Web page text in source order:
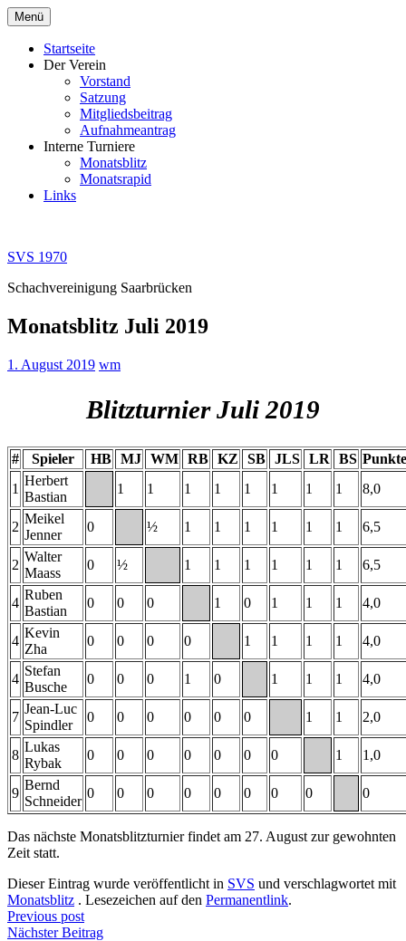
Zum
Inhalt
springen
Menü
Startseite
Der Verein
Vorstand
Satzung
Mitgliedsbeitrag
Aufnahmeantrag
Interne Turniere
Monatsblitz
Monatsrapid
Links
SVS 1970
Schachvereinigung Saarbrücken
Monatsblitz Juli 2019
1. August 2019 wm
Blitzturnier Juli 2019
# Spieler HB MJ WM RB KZ SB JLS LR BS Punkte
1
Herbert
Bastian
1 1 1 1 1 1 1 1 8,0
2
Meikel
Jenner
0 ½ 1 1 1 1 1 1 6,5
2
Walter
Maass
0 ½ 1 1 1 1 1 1 6,5
4
Ruben
Bastian
0 0 0 1 0 1 1 1 4,0
4
Kevin
Zha
0 0 0 0 1 1 1 1 4,0
4
Stefan
Busche
0 0 0 1 0 1 1 1 4,0
7
Jean-Luc
Spindler
0 0 0 0 0 0 1 1 2,0
8
Lukas
Rybak
0 0 0 0 0 0 0 1 1,0
9
Bernd
Schneider
0 0 0 0 0 0 0 0 0
Das nächste Monatsblitzturnier findet am 27. August zur gewohnten
Zeit statt.
Dieser Eintrag wurde veröffentlicht in SVS und verschlagwortet mit
Monatsblitz . Lesezeichen auf den Permanentlink.
Beitragsnavigation
Previous post
Nächster Beitrag